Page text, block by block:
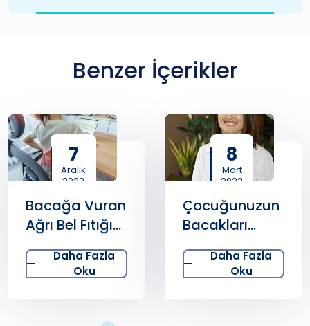
Benzer İçerikler
7
Aralık
2022
Bacağa Vuran
Ağrı Bel Fıtığı
Habercisi
OlabilirDaha Fazla
Oku
8
Mart
2022
Çocuğunuzun
Bacakları
Ağrıyorsa
DikkatDaha Fazla
Oku